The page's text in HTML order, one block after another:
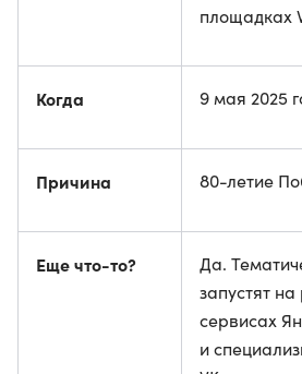
площадках
Когда 9 мая 2025
Причина 80-летие
Еще что-то?
Да.
запустят
сервисах
и